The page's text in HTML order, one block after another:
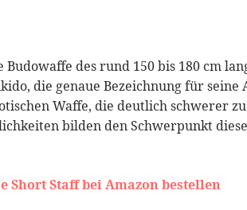
Budowaffe des rund 150 bis 180 cm
die genaue Bezeichnung für
Waffe, die deutlich schwerer
bilden den Schwerpunkt
Short Staff bei Amazon bestellen